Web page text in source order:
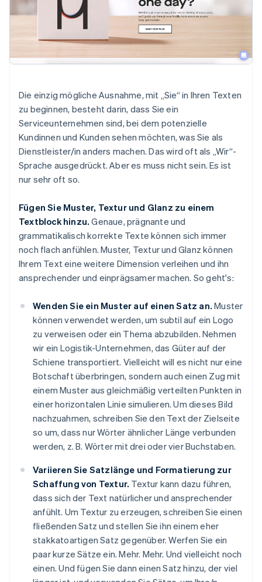
Die einzig mögliche Ausnahme, mit „Sie“ in Ihren Texten
zu beginnen, besteht darin, dass Sie ein
Serviceunternehmen sind, bei dem potenzielle
Kundinnen und Kunden sehen möchten, was Sie als
Dienstleister/in anders machen. Das wird oft als „Wir“-
Sprache ausgedrückt. Aber es muss nicht sein. Es ist
nur sehr oft so.
Fügen Sie Muster, Textur und Glanz zu einem
Textblock hinzu. Genaue, prägnante und
grammatikalisch korrekte Texte können sich immer
noch flach anfühlen. Muster, Textur und Glanz können
Ihrem Text eine weitere Dimension verleihen und ihn
ansprechender und einprägsamer machen. So geht's:
Wenden Sie ein Muster auf einen Satz an. Muster
können verwendet werden, um subtil auf ein Logo
zu verweisen oder ein Thema abzubilden. Nehmen
wir ein Logistik-Unternehmen, das Güter auf der
Schiene transportiert. Vielleicht will es nicht nur eine
Botschaft überbringen, sondern auch einen Zug mit
einem Muster aus gleichmäßig verteilten Punkten in
einer horizontalen Linie simulieren. Um dieses Bild
nachzuahmen, schreiben Sie den Text der Zielseite
so um, dass nur Wörter ähnlicher Länge verbunden
werden, z. B. Wörter mit drei oder vier Buchstaben.
Variieren Sie Satzlänge und Formatierung zur
Schaffung von Textur. Textur kann dazu führen,
dass sich der Text natürlicher und ansprechender
anfühlt. Um Textur zu erzeugen, schreiben Sie einen
fließenden Satz und stellen Sie ihn einem eher
stakkatoartigen Satz gegenüber. Werfen Sie ein
paar kurze Sätze ein. Mehr. Mehr. Und vielleicht noch
einen. Und fügen Sie dann einen Satz hinzu, der viel